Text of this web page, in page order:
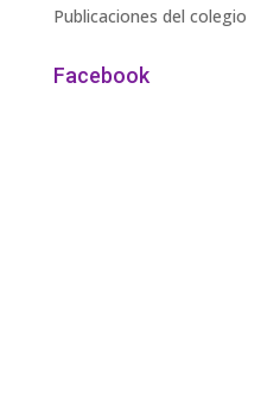
Publicaciones del colegio
Facebook